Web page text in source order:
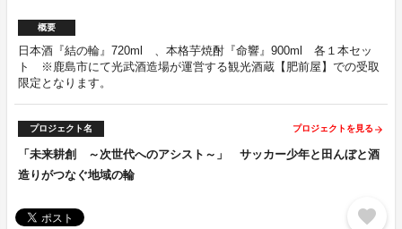
概要
日本酒『結の輪』720ml 、本格芋焼酎『命響』900ml 各１本セッ
ト ※鹿島市にて光武酒造場が運営する観光酒蔵【肥前屋】での受取
限定となります。
プロジェクト名 プロジェクトを見る arrow_forward
「未来耕創 ～次世代へのアシスト～」 サッカー少年と田んぼと酒
造りがつなぐ地域の輪
favorite